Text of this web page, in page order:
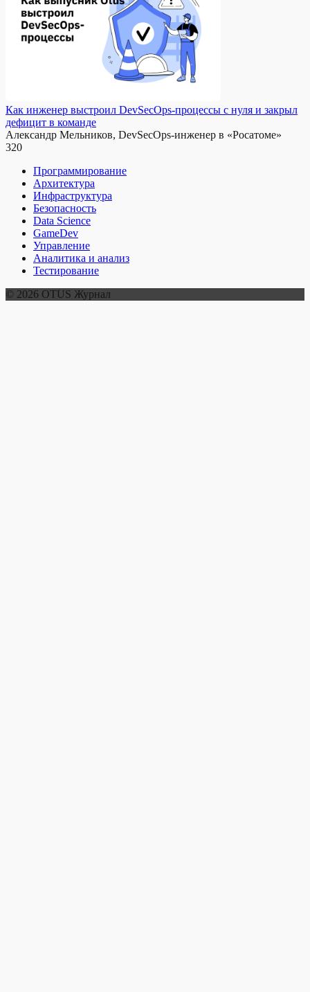
Как инженер выстроил DevSecOps-процессы с нуля и закрыл
дефицит в команде
Александр Мельников, DevSecOps-инженер в «Росатоме»
320
Программирование
Архитектура
Инфраструктура
Безопасность
Data Science
GameDev
Управление
Аналитика и анализ
Тестирование
© 2026 OTUS Журнал